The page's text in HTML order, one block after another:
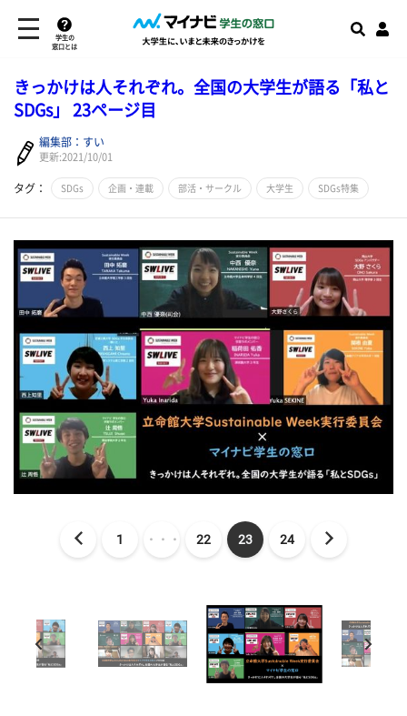
学生の
窓口とは
きっかけは人それぞれ。全国の大学生が語る「私と
SDGs」 23ページ目
編集部：すい
更新:2021/10/01
タグ： SDGs 企画・連載 部活・サークル 大学生 SDGs特集
1 ・・・ 22 23 24